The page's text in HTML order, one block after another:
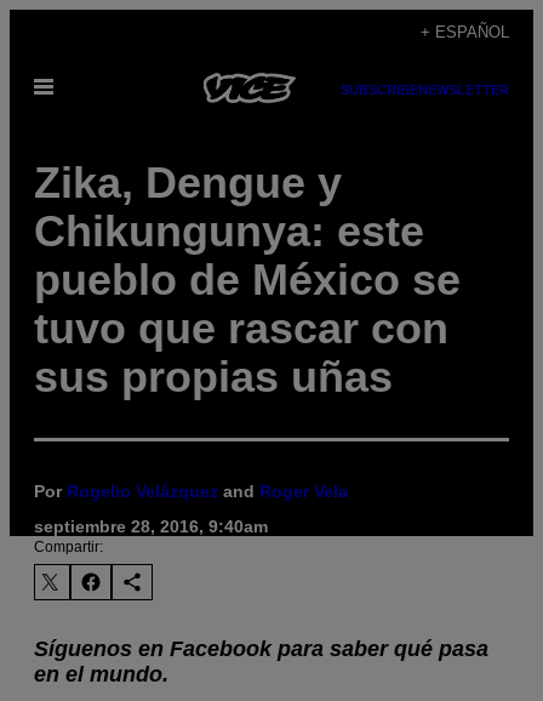
contenido
+ ESPAÑOL
Abrir
SUBSCRIBENEWSLETTER
Zika, Dengue y
Chikungunya: este
pueblo de México se
tuvo que rascar con
sus propias uñas
Por Rogelio Velázquez and Roger Vela
septiembre 28, 2016, 9:40am
Compartir:
Síguenos en Facebook para saber qué pasa
en el mundo.